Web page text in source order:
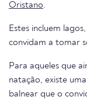
Oristano.
Estes incluem
convidam a tomar
Para aqueles que
natação, existe
balnear que o